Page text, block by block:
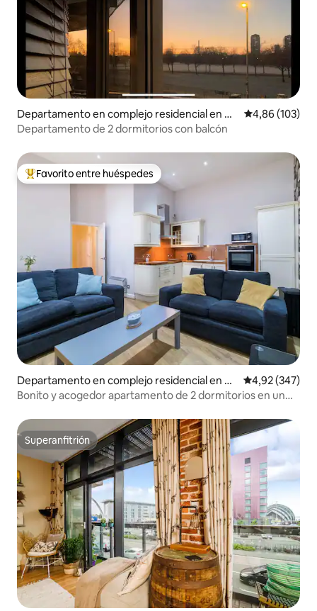
Departamento en complejo residencial en Gl
asgow
Calificación
4,86 (103)
Departamento de 2 dormitorios con balcón
Favorito entre los huéspedes más destacados
Favorito entre huéspedes
Departamento en complejo residencial en Gl
asgow
Calificación
4,92 (347)
Bonito y acogedor apartamento de 2 dormitorios en un
Superanfitrión
Superanfitrión